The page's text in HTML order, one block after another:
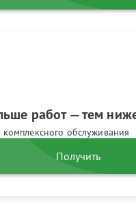
работ — тем
комплексного обслуживания
Получить